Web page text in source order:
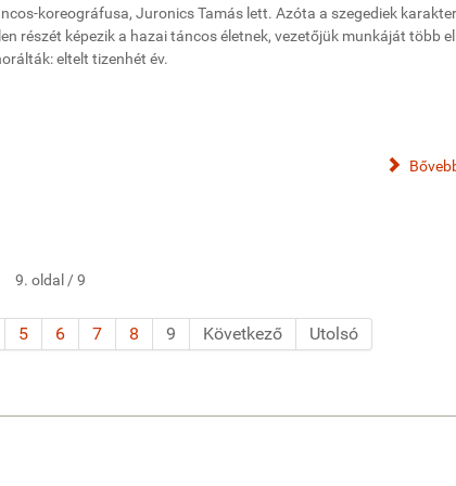
koreográfusa, Juronics Tamás lett. Azóta a szegediek
részét képezik a hazai táncos életnek, vezetőjük munkáját több
eltelt tizenhét év.
9. oldal / 9
5 6 7 8 9 Következő Utolsó